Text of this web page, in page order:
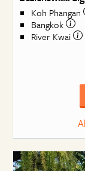
Koh Phangan
Bangkok
River Kwai